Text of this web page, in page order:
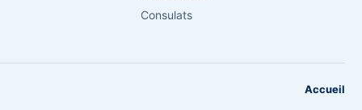
Consulats
Accueil